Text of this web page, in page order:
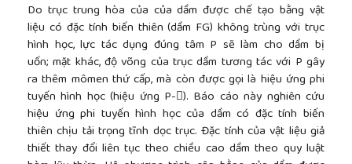
Do trục trung hòa của của dầm được chế tạo bằng vật
liệu có đặc tính biến thiên (dầm FG) không trùng với trục
hình học, lực tác dụng đúng tâm P sẽ làm cho dầm bị
uốn; mặt khác, độ võng của trục dầm tương tác với P gây
ra thêm mômen thứ cấp, mà còn được gọi là hiệu ứng phi
tuyến hình học (hiệu ứng P-). Báo cáo này nghiên cứu
hiệu ứng phi tuyến hình học của dầm có đặc tính biến
thiên chịu tải trọng tĩnh dọc trục. Đặc tính của vật liệu giả
thiết thay đổi liên tục theo chiều cao dầm theo quy luật